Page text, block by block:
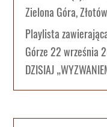
Zielona Góra,Złotów
Playlista
Górze 22 września
DZISIAJ